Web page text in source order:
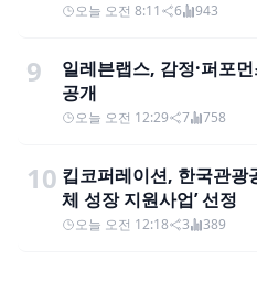
오늘 오전 8:11 6 943
9
일레븐랩스, 감정·퍼포
공개
오늘 오전 12:29 7 758
10 킵코퍼레이션, 한국관광
체 성장 지원사업’ 선정
오늘 오전 12:18 3 389